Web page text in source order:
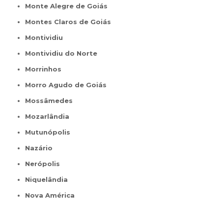
Monte Alegre de Goiás
Montes Claros de Goiás
Montividiu
Montividiu do Norte
Morrinhos
Morro Agudo de Goiás
Mossâmedes
Mozarlândia
Mutunópolis
Nazário
Nerópolis
Niquelândia
Nova América